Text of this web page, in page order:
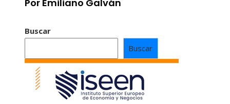
Por Emiliano Galván
Buscar
Buscar